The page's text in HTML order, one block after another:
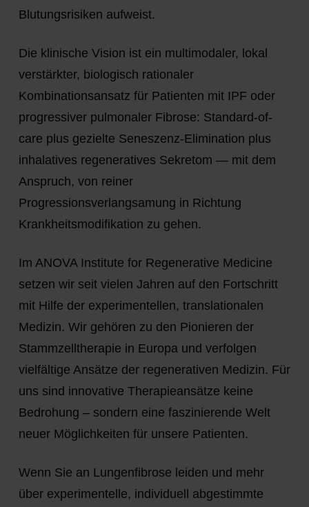
Blutungsrisiken aufweist.
Die klinische Vision ist ein multimodaler, lokal
verstärkter, biologisch rationaler
Kombinationsansatz für Patienten mit IPF oder
progressiver pulmonaler Fibrose: Standard-of-
care plus gezielte Seneszenz-Elimination plus
inhalatives regeneratives Sekretom — mit dem
Anspruch, von reiner
Progressionsverlangsamung in Richtung
Krankheitsmodifikation zu gehen.
Im ANOVA Institute for Regenerative Medicine
setzen wir seit vielen Jahren auf den Fortschritt
mit Hilfe der experimentellen, translationalen
Medizin. Wir gehören zu den Pionieren der
Stammzelltherapie in Europa und verfolgen
vielfältige Ansätze der regenerativen Medizin. Für
uns sind innovative Therapieansätze keine
Bedrohung – sondern eine faszinierende Welt
neuer Möglichkeiten für unsere Patienten.
Wenn Sie an Lungenfibrose leiden und mehr
über experimentelle, individuell abgestimmte